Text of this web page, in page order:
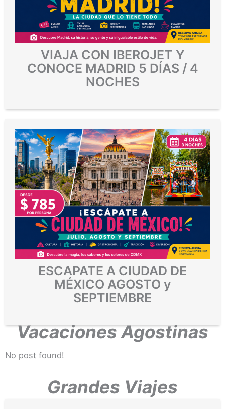
VIAJA CON IBEROJET Y
CONOCE MADRID 5 DÍAS / 4
NOCHES
ESCAPATE A CIUDAD DE
MÉXICO AGOSTO y
SEPTIEMBRE
Vacaciones Agostinas
No post found!
Grandes Viajes